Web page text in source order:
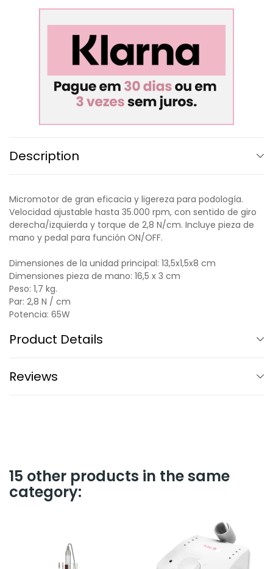
Description
Micromotor de gran eficacia y ligereza para podología.
Velocidad ajustable hasta 35.000 rpm, con sentido de giro
derecha/izquierda y torque de 2,8 N/cm. Incluye pieza de
mano y pedal para función ON/OFF.
Dimensiones de la unidad principal: 13,5x1,5x8 cm
Dimensiones pieza de mano: 16,5 x 3 cm
Peso: 1,7 kg.
Par: 2,8 N / cm
Potencia: 65W
Product Details
Reviews
15 other products in the same
category: